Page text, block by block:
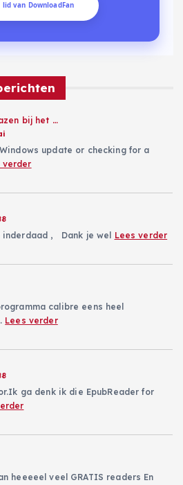
lid van DownloadFan
bij het …
update or checking for a
verder
, Dank je wel Lees verder
calibre eens heel
Lees verder
ga denk ik die EpubReader for
heeeeel veel GRATIS readers En